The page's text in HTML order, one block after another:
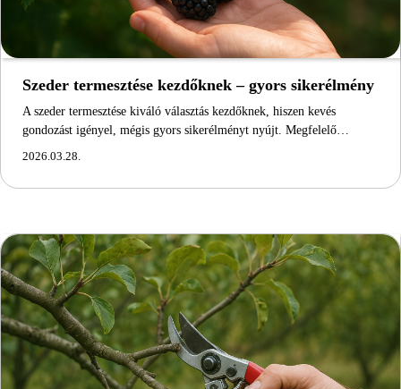
Szeder termesztése kezdőknek – gyors sikerélmény
A szeder termesztése kiváló választás kezdőknek, hiszen kevés
gondozást igényel, mégis gyors sikerélményt nyújt. Megfelelő…
2026.03.28.